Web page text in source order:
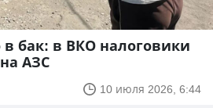
бак: в ВКО налоговики
АЗС
10 июля 2026, 6:44